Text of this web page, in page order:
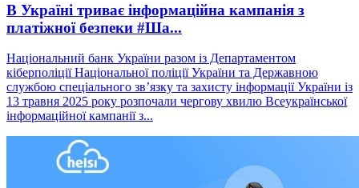
В Україні триває інформаційна кампанія з
платіжної безпеки #Ша...
Національний банк України разом із Департаментом
кіберполіції Національної поліції України та Державною
службою спеціального зв’язку та захисту інформації України із
13 травня 2025 року розпочали чергову хвилю Всеукраїнської
інформаційної кампанії з...